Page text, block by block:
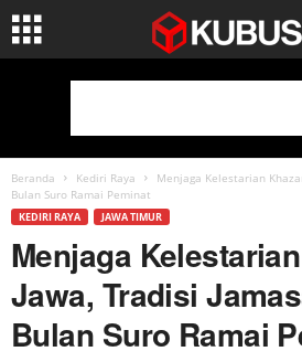
Beranda Kediri Raya
Menjaga Kelestarian
Bulan Suro Ramai Peminat
KEDIRI RAYA JAWA TIMUR
Menjaga
Jawa, Tradisi
Bulan Suro Ramai